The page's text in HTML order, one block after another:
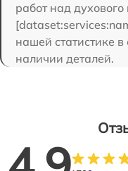
работ над
нашей статистике
наличии деталей.